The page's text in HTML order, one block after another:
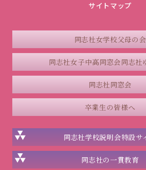
サイトマップ
同志社女学校父母の会
同志社女子中高同窓会同志社
同志社同窓会
卒業生の皆様へ
同志社学校説明会特設サ
同志社の一貫教育